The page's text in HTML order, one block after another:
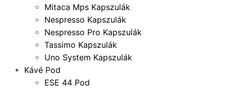
Mitaca Mps Kapszulák
Nespresso Kapszulák
Nespresso Pro Kapszulák
Tassimo Kapszulák
Uno System Kapszulák
Kávé Pod
ESE 44 Pod